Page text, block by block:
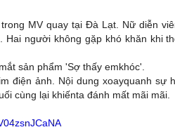
MV quay tại Đà Lạt. Nữ diễn
Hai người không gặp khó khăn khi
sản phẩm 'Sợ thấy emkhóc'.
điện ảnh. Nội dung xoayquanh sự
cùng lại khiếnta đánh mất mãi mãi.